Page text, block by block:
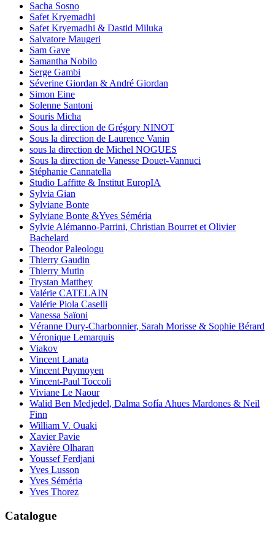
Sacha Sosno
Safet Kryemadhi
Safet Kryemadhi & Dastid Miluka
Salvatore Maugeri
Sam Gave
Samantha Nobilo
Serge Gambi
Séverine Giordan & André Giordan
Simon Eine
Solenne Santoni
Souris Micha
Sous la direction de Grégory NINOT
Sous la direction de Laurence Vanin
sous la direction de Michel NOGUES
Sous la direction de Vanesse Douet-Vannuci
Stéphanie Cannatella
Studio Laffitte & Institut EuropIA
Sylvia Gian
Sylviane Bonte
Sylviane Bonte &Yves Séméria
Sylvie Alémanno-Parrini, Christian Bourret et Olivier
Bachelard
Theodor Paleologu
Thierry Gaudin
Thierry Mutin
Trystan Matthey
Valérie CATELAIN
Valérie Piola Caselli
Vanessa Saïoni
Véranne Dury-Charbonnier, Sarah Morisse & Sophie Bérard
Véronique Lemarquis
Viakov
Vincent Lanata
Vincent Puymoyen
Vincent-Paul Toccoli
Viviane Le Naour
Walid Ben Medjedel, Dalma Sofía Ahues Mardones & Neil
Finn
William V. Ouaki
Xavier Pavie
Xavière Olharan
Youssef Ferdjani
Yves Lusson
Yves Séméria
Yves Thorez
Catalogue